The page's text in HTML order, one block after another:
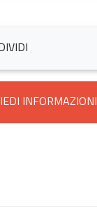
INFORMAZIONI